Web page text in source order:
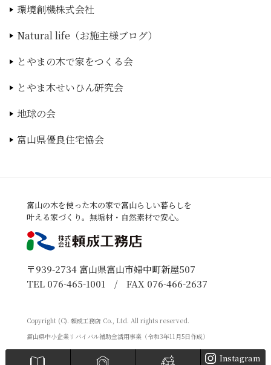
Instagram
環境創機株式会社
Natural life（お施主様ブログ）
とやまの木で家をつくる会
とやま木せいひん研究会
地球の会
富山県優良住宅協会
富山の木を使った木の家で富山らしい暮らしを
叶える家づくり。無垢材・自然素材で安心。
〒939-2734 富山県富山市婦中町新屋507
TEL 076-465-1001 / FAX 076-466-2637
Copyright (C). 頼成工務店 Co., Ltd. All rights reserved.
富山県中小企業リバイバル補助金活用事業（令和3年11月5日作成）